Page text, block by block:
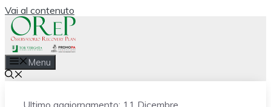
Vai al contenuto
Menu
Ultimo aggiornamento: 11 Dicembre